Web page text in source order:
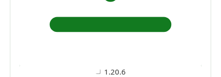
1.20.6